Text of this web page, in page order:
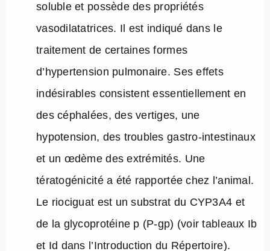
soluble et possède des propriétés
vasodilatatrices. Il est indiqué dans le
traitement de certaines formes
d’hypertension pulmonaire. Ses effets
indésirables consistent essentiellement en
des céphalées, des vertiges, une
hypotension, des troubles gastro-intestinaux
et un œdème des extrémités. Une
tératogénicité a été rapportée chez l’animal.
Le riociguat est un substrat du CYP3A4 et
de la glycoprotéine p (P-gp) (voir tableaux Ib
et Id dans l’Introduction du Répertoire).